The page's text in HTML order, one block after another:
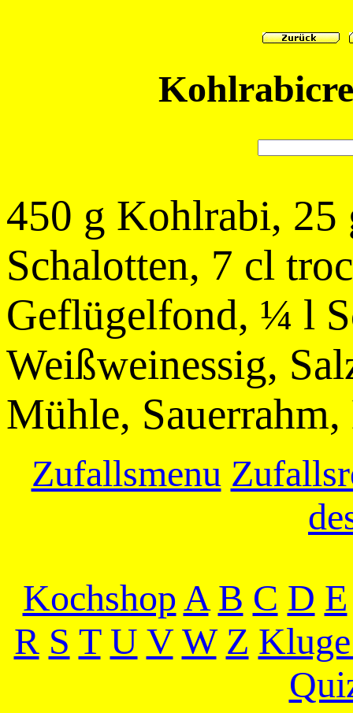
450 g Kohlrabi, 25
Schalotten, 7 cl
Geflügelfond, ¼ l
Weißweinessig,
Mühle,
Zufallsmenu
KochshopA B C D E
R S T U V W Z